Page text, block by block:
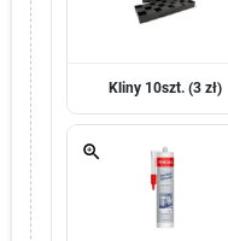
Kliny 10szt. (3 zł)
zoom_in